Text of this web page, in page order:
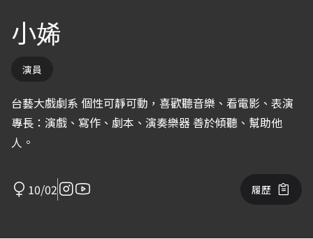
小㛓
演員
台藝大戲劇系 個性可靜可動，喜歡聽音樂、看電影、表演
專長：演戲、寫作、劇本、演奏樂器 善於傾聽、幫助他
人。
10/02 履歷